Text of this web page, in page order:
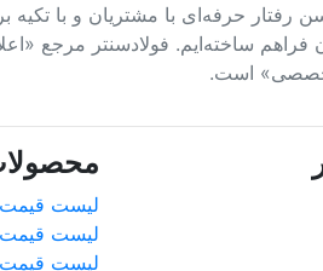
رفتار حرفه‌ای با مشتریان و با
فراهم ساخته‌ایم. فولادسنتر مرجع
است.
لیست قیمت
لیست
لیست قیمت